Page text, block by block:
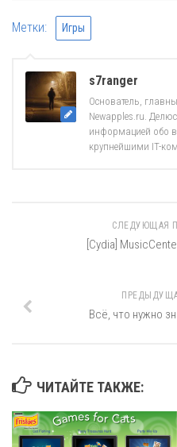
Метки: Игры
s7ranger
Основатель,
Newapples.ru.
информацией обо
крупнейшими IT-
СЛЕДУЮЩАЯ
[Cydia]
Всё, что нужно
ЧИТАЙТЕ ТАКЖЕ: